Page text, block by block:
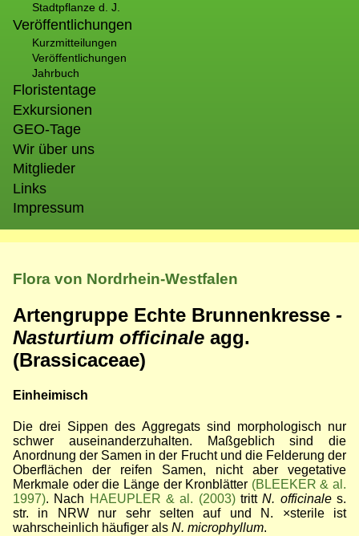
Stadtpflanze d. J.
Veröffentlichungen
Kurzmitteilungen
Veröffentlichungen
Jahrbuch
Floristentage
Exkursionen
GEO-Tage
Wir über uns
Mitglieder
Links
Impressum
Flora von Nordrhein-Westfalen
Artengruppe Echte Brunnenkresse -
Nasturtium officinale agg.
(Brassicaceae)
Einheimisch
Die drei Sippen des Aggregats sind morphologisch nur
schwer auseinanderzuhalten. Maßgeblich sind die
Anordnung der Samen in der Frucht und die Felderung der
Oberflächen der reifen Samen, nicht aber vegetative
Merkmale oder die Länge der Kronblätter (BLEEKER & al.
1997). Nach HAEUPLER & al. (2003)trittN. officinales.
str. in NRW nur sehr selten auf und N. ×sterile ist
wahrscheinlich häufiger als N. microphyllum.